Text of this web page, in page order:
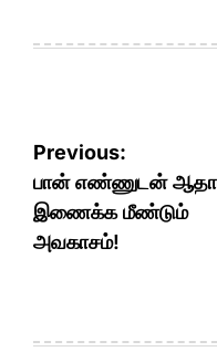
Post
navigation
Previous:
பான் எண்ணுடன்
இணைக்க மீண்டும்
அவகாசம்!